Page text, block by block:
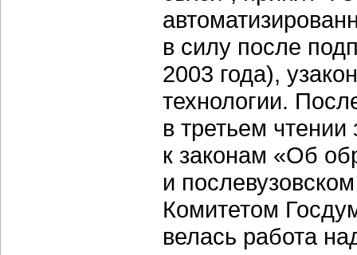
в силу после
2003 года),
технологии.
в третьем
к законам «Об
и
Комитетом
велась работа